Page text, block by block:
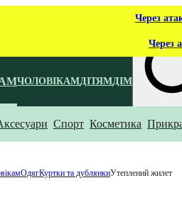
Через
Через
ЧОЛОВІКАМДІТЯМДІМ
Що ти
Спорт Косметика
ОдягКуртки та дублянкиУтеплений жилет